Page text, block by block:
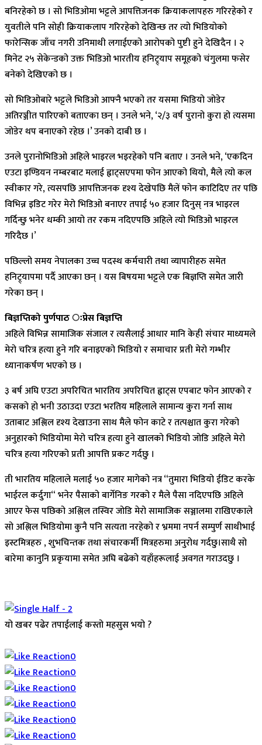
बनिरहेको छ । सो भिडिओमा भट्टले आपत्तिजनक क्रियाकलापहरु गरिरहेको र
युवतीले पनि सोही क्रियाकलाप गरिरहेको देखिन्छ तर त्यो भिडियोको
फारेन्सिक जाँच नगरी उनिमाथी लगाईएको आरोपको पुष्टी हुने देखिदैन । २
मिनेट २५ सेकेन्डको उक्त भिडिओ भारतीय हनिट्र्याप समूहको चंगुलमा फसेर
बनेको देखिएको छ ।
सो भिडिओबारे भट्टले भिडिओ आफ्नै भएको तर यसमा भिडियो जोडेर
अतिरञ्जीत पारिएको बताएका छन् । उनले भने, ‘२/३ वर्ष पुरानो कुरा हो त्यसमा
जोडेर थप बनाएको रहेछ ।’ उनको दाबी छ ।
उनले पुरानोभिडिओ अहिले भाइरल भइरहेको पनि बताए । उनले भने, ‘एकदिन
एउटा इण्डियन नम्बरबाट मलाई ह्वाट्सएपमा फोन आएको थियो, मैले त्यो कल
स्वीकार गरे, त्यसपछि आपत्तिजनक दृश्य देखेपछि मैलें फोन काटिदिए तर पछि
विभिन्न इडिट गरेर मेरो भिडिओ बनाएर तपाई ५० हजार दिनुस् नत्र भाइरल
गर्दिन्छु भनेर धम्की आयो तर रकम नदिएपछि अहिले त्यो भिडिओ भाइरल
गरिदैछ ।’
पछिल्लो समय नेपालका उच्च पदस्थ कर्मचारी तथा व्यापारीहरु समेत
हनिट्र्यापमा पर्दै आएका छन् । यस बिषयमा भट्टले एक बिज्ञप्ति समेत जारी
गरेका छन् ।
बिज्ञप्तिको पुर्णपाठ ःप्रेस बिज्ञप्ति
अहिले विभिन्न सामाजिक संजाल र त्यसैलाई आधार मानि केही संचार माध्यमले
मेरो चरित्र हत्या हुने गरि बनाइएको भिडियो र समाचार प्रती मेरो गम्भीर
ध्यानाकर्षण भएको छ ।
३ बर्ष अघि एउटा अपरिचित भारतिय अपरिचित ह्वाट्स एपबाट फोन आएको र
कसको हो भनी उठाउदा एउटा भरतिय महिलाले सामान्य कुरा गर्ना साथ
उताबाट अश्लिल दृश्य देखाउना साथ मैले फोन काटे र तत्पश्चात कुरा गरेको
अनुहारको भिडियोमा मेरो चरित्र हत्या हुने खालको भिडियो जोडि अहिले मेरो
चरित्र हत्या गरिएको प्रती आपत्ति प्रकट गर्दछु ।
ती भारतिय महिलाले मलाई ५० हजार मागेको नत्र “तुमारा भिडियो ईडिट करके
भाईरल कर्दुगा“ भनेर पैसाको बार्गेनिङ गरको र मैले पैसा नदिएपछि अहिले
आएर फेस पछिको अश्लिल तस्विर जोडि मेरो सामाजिक सञ्जालमा राखिएकाले
सो अश्लिल भिडियोमा कुनै पनि सत्यता नरहेको र भ्रममा नपर्न सम्पुर्ण साथीभाई
इस्टमित्रहरु , शुभचिन्तक तथा संचारकर्मी मित्रहरुमा अनुरोध गर्दछु।साथै सो
बारेमा कानुनि प्रकृयामा समेत अघि बढेको यहाँहरूलाई अवगत गराउदछु ।
यो खबर पढेर तपाईलाई कस्तो महसुस भयो ?
0
0
0
0
0
0